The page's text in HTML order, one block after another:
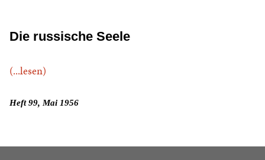
Die russische Seele
(...lesen)
Heft 99, Mai 1956